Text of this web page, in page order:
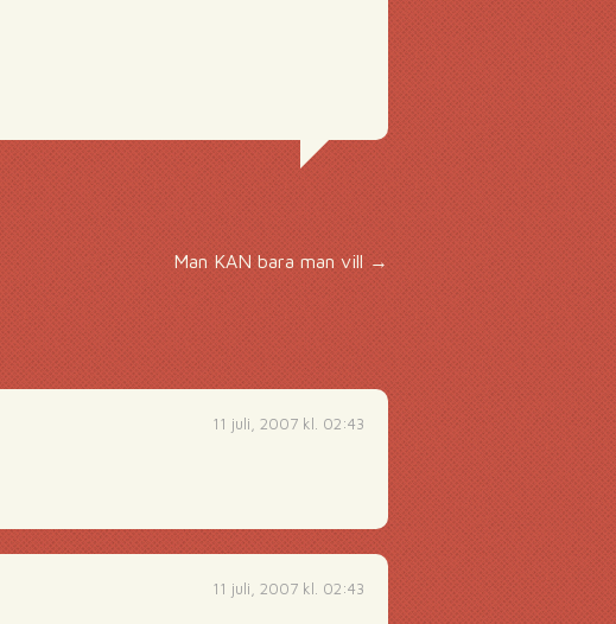
Man KAN bara man vill→
11 juli, 2007 kl. 02:43
11 juli, 2007 kl. 02:43